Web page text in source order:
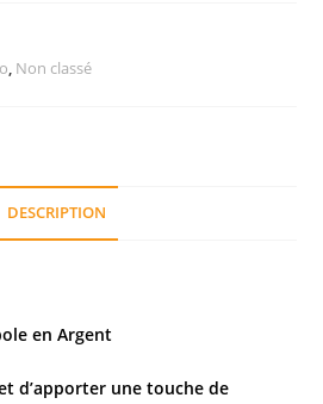
, Non classé
DESCRIPTION
en Argent
d’apporter une touche de